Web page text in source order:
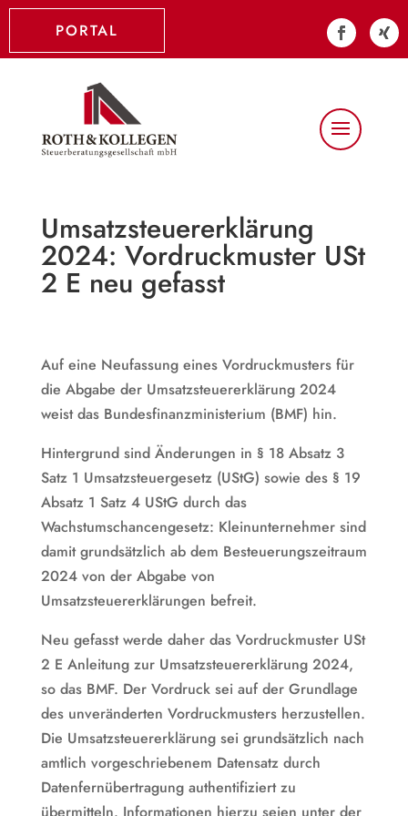
PORTAL
Umsatzsteuererklärung
2024: Vordruckmuster USt
2 E neu gefasst
Auf eine Neufassung eines Vordruckmusters für
die Abgabe der Umsatzsteuererklärung 2024
weist das Bundesfinanzministerium (BMF) hin.
Hintergrund sind Änderungen in § 18 Absatz 3
Satz 1 Umsatzsteuergesetz (UStG) sowie des § 19
Absatz 1 Satz 4 UStG durch das
Wachstumschancengesetz: Kleinunternehmer sind
damit grundsätzlich ab dem Besteuerungszeitraum
2024 von der Abgabe von
Umsatzsteuererklärungen befreit.
Neu gefasst werde daher das Vordruckmuster USt
2 E Anleitung zur Umsatzsteuererklärung 2024,
so das BMF. Der Vordruck sei auf der Grundlage
des unveränderten Vordruckmusters herzustellen.
Die Umsatzsteuererklärung sei grundsätzlich nach
amtlich vorgeschriebenem Datensatz durch
Datenfernübertragung authentifiziert zu
übermitteln. Informationen hierzu seien unter der